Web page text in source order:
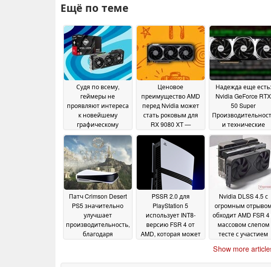
Ещё по теме
Судя по всему,
геймеры не
проявляют интереса
к новейшему
графическому
процессору Radeon
от AMD, несмотря на
цену ниже 600
долларов22 June 2026
Ценовое
преимущество AMD
перед Nvidia может
стать роковым для
RX 9080 XT —
предполагаемого
«убийцы» RTX 50
Super от «Team Red»
17 June 2026
Надежда еще есть:
Nvidia GeForce RTX
50 Super
и технические
характеристики
указывают на
хорошее
соотношение цена/
11 June 2026
Патч Crimson Desert
PS5 значительно
улучшает
производительность,
благодаря
PSSR 2.0 для
PlayStation 5
использует INT8-
версию FSR 4 от
AMD, которая может
Nvidia DLSS 4.5 с
огромным отрывом
обходит AMD FSR 4
массовом слепом
тесте с участием
геймеров22 February
Show more